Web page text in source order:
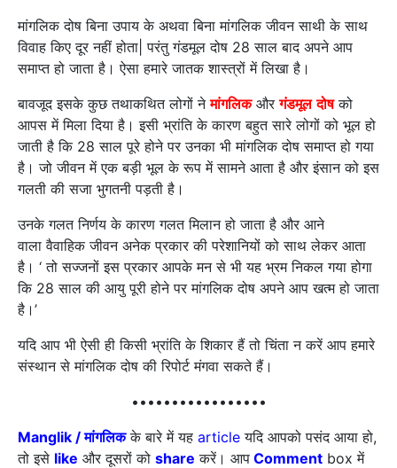
मांगलिक दोष बिना उपाय के अथवा बिना मांगलिक जीवन साथी के साथ
विवाह किए दूर नहीं होता| परंतु गंडमूल दोष 28 साल बाद अपने आप
समाप्त हो जाता है। ऐसा हमारे जातक शास्त्रों में लिखा है।
बावजूद इसके कुछ तथाकथित लोगों नेमांगलिकऔरगंडमूल दोषको
आपस में मिला दिया है। इसी भ्रांति के कारण बहुत सारे लोगों को भूल हो
जाती है कि 28 साल पूरे होने पर उनका भी मांगलिक दोष समाप्त हो गया
है। जो जीवन में एक बड़ी भूल के रूप में सामने आता है और इंसान को इस
गलती की सजा भुगतनी पड़ती है।
उनके गलत निर्णय के कारण गलत मिलान हो जाता है और आने
वाला वैवाहिक जीवन अनेक प्रकार की परेशानियों को साथ लेकर आता
है। ‘ तो सज्जनों इस प्रकार आपके मन से भी यह भ्रम निकल गया होगा
कि 28 साल की आयु पूरी होने पर मांगलिक दोष अपने आप खत्म हो जाता
है।’
यदि आप भी ऐसी ही किसी भ्रांति के शिकार हैं तो चिंता न करें आप हमारे
संस्थान से मांगलिक दोष की रिपोर्ट मंगवा सकते हैं।
•••••••••••••••••
Manglik / मांगलिकके बारे में यह article यदि आपको पसंद आया हो,
तो इसे like और दूसरों को share करें। आप Comment box में